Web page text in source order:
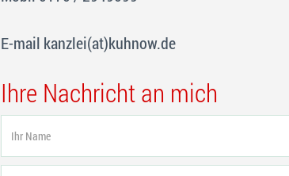
E-mail kanzlei(at)kuhnow.de
Ihre Nachricht an mich